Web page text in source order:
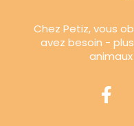
Chez Petiz, vous
avez besoin -